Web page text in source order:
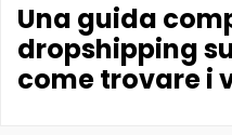
Una guida
dropshipping
come trovare i